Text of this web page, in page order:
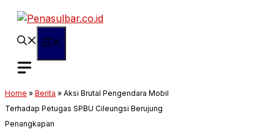
Langsung
Home » Berita » Aksi Brutal Pengendara Mobil
Terhadap Petugas SPBU Cileungsi Berujung
Penangkapan